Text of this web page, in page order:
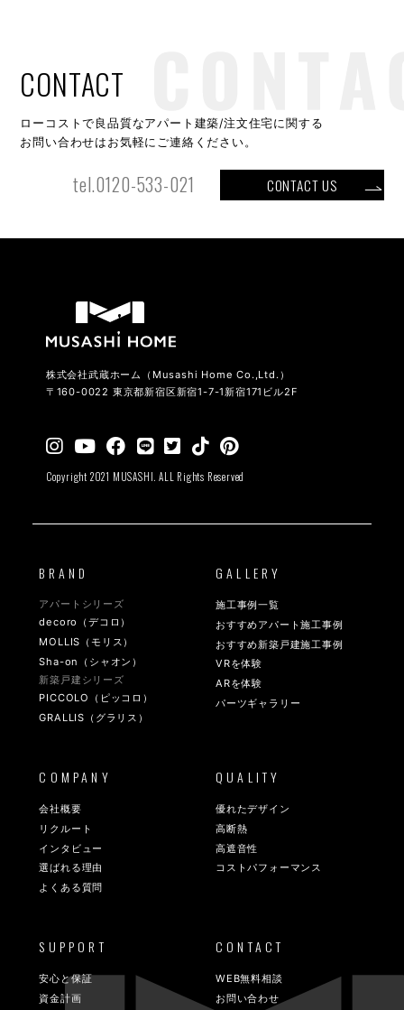
CONTACT
ローコストで良品質なアパート建築/注文住宅に関する
お問い合わせはお気軽にご連絡ください。
tel.0120-533-021 CONTACT US
株式会社武蔵ホーム（Musashi Home Co.,Ltd.）
〒160-0022 東京都新宿区新宿1-7-1新宿171ビル2F
Copyright 2021 MUSASHI. ALL Rights Reserved
BRAND
アパートシリーズ
decoro（デコロ）
MOLLIS（モリス）
Sha-on（シャオン）
新築戸建シリーズ
PICCOLO（ピッコロ）
GRALLIS（グラリス）
GALLERY
施工事例一覧
おすすめアパート施工事例
おすすめ新築戸建施工事例
VRを体験
ARを体験
パーツギャラリー
COMPANY
会社概要
リクルート
インタビュー
選ばれる理由
よくある質問
QUALITY
優れたデザイン
高断熱
高遮音性
コストパフォーマンス
SUPPORT
安心と保証
資金計画
CONTACT
WEB無料相談
お問い合わせ